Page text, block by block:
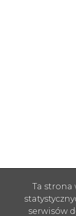
Ta strona
serwisów